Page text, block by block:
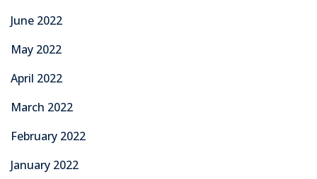
June 2022
May 2022
April 2022
March 2022
February 2022
January 2022